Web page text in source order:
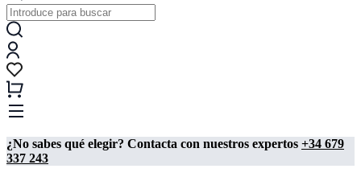
¿No sabes qué elegir? Contacta con nuestros expertos +34 679
337 243